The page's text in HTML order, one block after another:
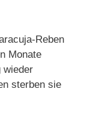
Reben
Monate
wieder
sterben sie